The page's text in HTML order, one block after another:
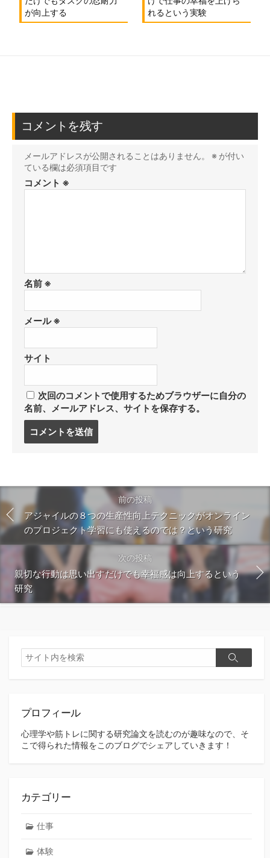
が向上する
れるという実験
コメントを残す
メールアドレスが公開されることはありません。 ※ が付い
ている欄は必須項目です
コメント ※
名前 ※
メール※
サイト
次回のコメントで使用するためブラウザーに自分の
名前、メールアドレス、サイトを保存する。
る
前の投稿
アジャイルの８つの生産性向上テクニックがオンライン
のプロジェクト学習にも使えるのでは？という研究
次の投稿
親切な行動は思い出すだけでも幸福感は向上するという
研究
検
索
検
プロフィール
心理学や筋トレに関する研究論文を読むのが趣味なので、そ
こで得られた情報をこのブログでシェアしていきます！
カテゴリー
仕事
体験